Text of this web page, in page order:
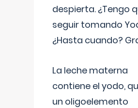
despierta. ¿Tengo
seguir tomando
¿Hasta cuando?
La leche materna
contiene el yodo,
un oligoelemento